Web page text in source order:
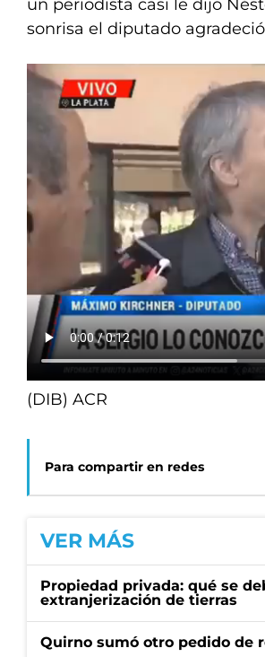
un periodista casi le dijo
sonrisa el diputado
(DIB) ACR
Para compartir en redes
VER MÁS
Propiedad privada: qué se
extranjerización de tierras
Quirno sumó otro pedido de